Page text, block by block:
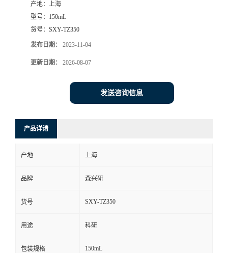
产地： 上海
型号： 150mL
货号： SXY-TZ350
发布日期： 2023-11-04
更新日期： 2026-08-07
发送咨询信息
产品详请
产地 上海
品牌 森兴研
货号 SXY-TZ350
用途 科研
包装规格 150mL